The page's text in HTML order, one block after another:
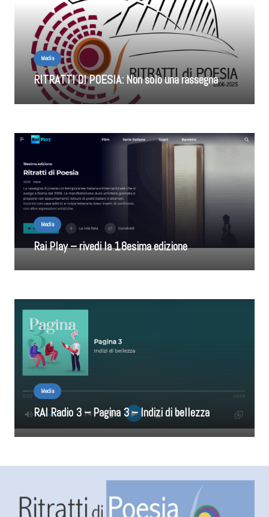
Media
RITRATTI DI POESIA: Non solo una rassegna
Media
Rai Play – rivedi la 18esima edizione
Media
RAI Radio 3 – Pagina 3 – Indizi di bellezza